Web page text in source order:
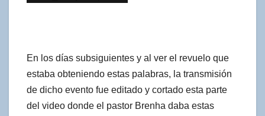
En los días subsiguientes y al ver el revuelo que
estaba obteniendo estas palabras, la transmisión
de dicho evento fue editado y cortado esta parte
del video donde el pastor Brenha daba estas